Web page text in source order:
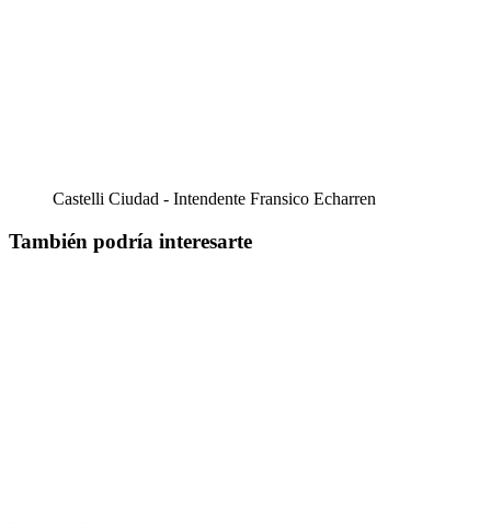
Castelli Ciudad - Intendente Fransico Echarren
También podría interesarte